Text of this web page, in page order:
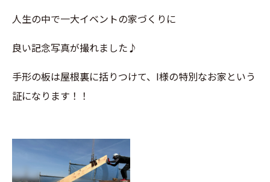
人生の中で一大イベントの家づくりに
良い記念写真が撮れました♪
手形の板は屋根裏に括りつけて、I様の特別なお家という
証になります！！